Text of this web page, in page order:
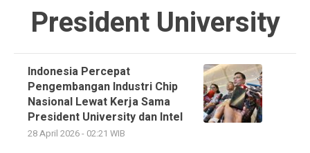
President University
Indonesia Percepat
Pengembangan Industri Chip
Nasional Lewat Kerja Sama
President University dan Intel
28 April 2026 - 02:21 WIB